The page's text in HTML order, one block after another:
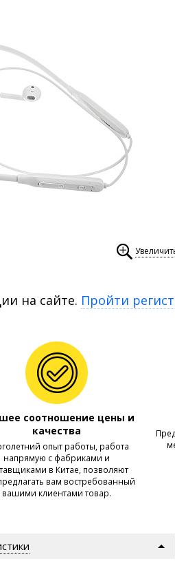
на сайте. Пройти
соотношение цены и
качества
опыт работы, работа
напрямую с фабриками и
в Китае, позволяют
вам востребованный
вашими клиентами товар.